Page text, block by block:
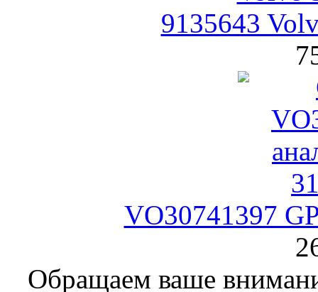
9135643
VO30741397
Обращаем ваше